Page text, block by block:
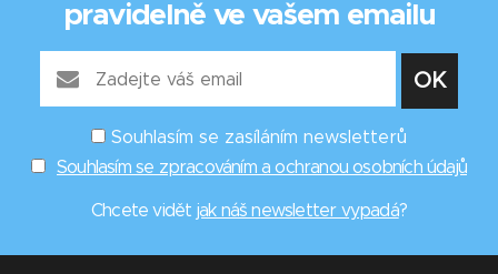
pravidelně ve vašem emailu
Souhlasím se zasíláním newsletterů
Souhlasím se zpracováním a ochranou osobních údajů
Chcete vidět jak náš newsletter vypadá?